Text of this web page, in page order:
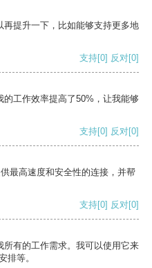
提升一下，比如能够支持更多地
支持[0] 反对[0]
工作效率提高了50%，让我能够
支持[0] 反对[0]
最高速度和安全性的连接，并帮
支持[0] 反对[0]
有的工作需求。我可以使用它来
排等。